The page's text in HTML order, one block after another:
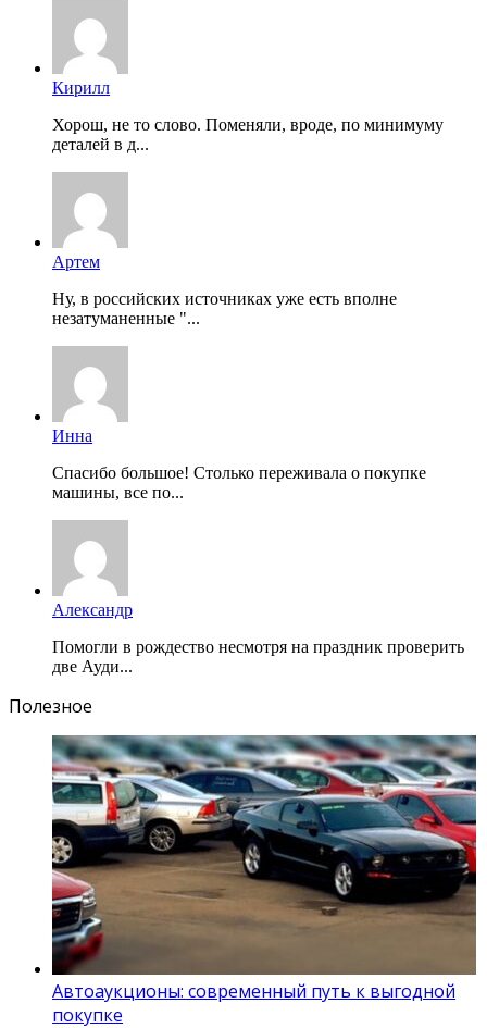
Кирилл
Хорош, не то слово. Поменяли, вроде, по минимуму
деталей в д...
Артем
Ну, в российских источниках уже есть вполне
незатуманенные "...
Инна
Спасибо большое! Столько переживала о покупке
машины, все по...
Александр
Помогли в рождество несмотря на праздник проверить
две Ауди...
Полезное
Автоаукционы: современный путь к выгодной
покупке